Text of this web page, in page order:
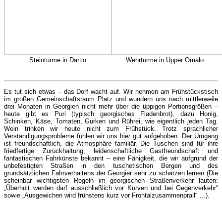
Steintürme in Dartlo Wehrtürme in Upper Omalo
Es tut sich etwas – das Dorf wacht auf. Wir nehmen am Frühstückstisch
im großen Gemeinschaftsraum Platz und wundern uns nach mittlerweile
drei Monaten in Georgien nicht mehr über die üppigen Portionsgrößen –
heute gibt es Puri (typisch georgisches Fladenbrot), dazu Honig,
Schinken, Käse, Tomaten, Gurken und Rührei, wie eigentlich jeden Tag.
Wein trinken wir heute nicht zum Frühstück. Trotz sprachlicher
Verständigungsprobleme fühlen wir uns hier gut aufgehoben. Der Umgang
ist freundschaftlich, die Atmosphäre familiär. Die Tuschen sind für ihre
friedfertige Zurückhaltung, leidenschaftliche Gastfreundschaft und
fantastischen Fahrkünste bekannt – eine Fähigkeit, die wir aufgrund der
unbefestigten Straßen in den tuschetischen Bergen und des
grundsätzlichen Fahrverhaltens der Georgier sehr zu schätzen lernen (Die
scheinbar wichtigsten Regeln im georgischen Straßenverkehr lauten:
„Überholt werden darf ausschließlich vor Kurven und bei Gegenverkehr“
sowie „Ausgewichen wird frühstens kurz vor Frontalzusammenprall“ …).